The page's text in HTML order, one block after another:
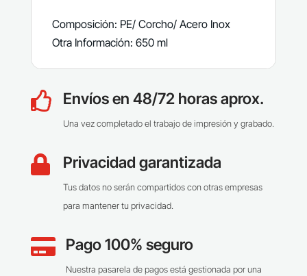
Composición: PE/ Corcho/ Acero Inox
Otra Información: 650 ml
 Envíos en 48/72 horas aprox.
Una vez completado el trabajo de impresión y grabado.
 Privacidad garantizada
Tus datos no serán compartidos con otras empresas
para mantener tu privacidad.
 Pago 100% seguro
Nuestra pasarela de pagos está gestionada por una